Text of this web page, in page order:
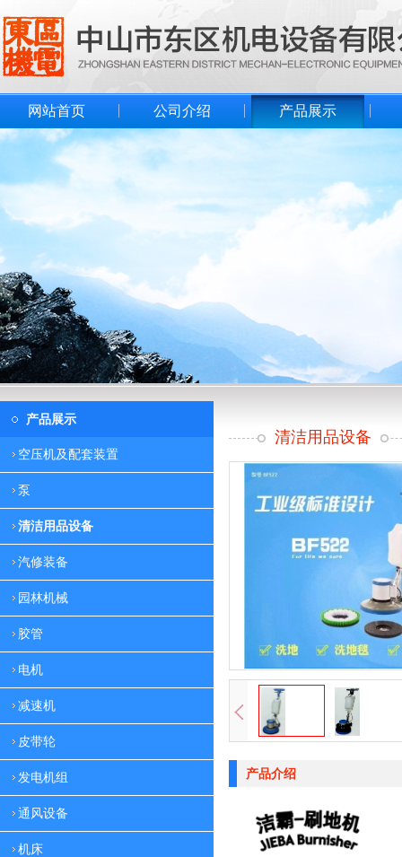
网站首页 公司介绍 产品展示
产品展示
空压机及配套装置
泵
清洁用品设备
汽修装备
园林机械
胶管
电机
减速机
皮带轮
发电机组
通风设备
机床
清洁用品设备
产品介绍